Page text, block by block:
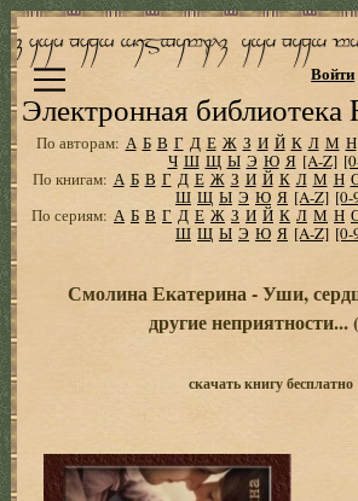
Электронная
Войти
По авторам: А Б В Г Д Е Ж З И Й К Л М Н
Ч Ш Щ Ы Э Ю Я [A-Z]
По книгам: А Б В Г Д Е Ж З И Й К Л М Н
Ш Щ Ы Э Ю Я [A-Z] [0-
По сериям: А Б В Г Д Е Ж З И Й К Л М Н
Ш Щ Ы Э Ю Я [A-Z] [0-
Смолина Екатерина - Уши,
другие
скачать книгу бесплатно